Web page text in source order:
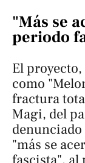
"Más se
periodo
El
como
fractura
Magi, del
denunciado
"más se